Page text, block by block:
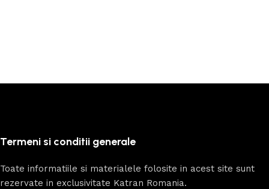
Termeni si conditii generale
Toate informatiile si materialele folosite in acest site sunt
rezervate in exclusivitate Katran Romania.